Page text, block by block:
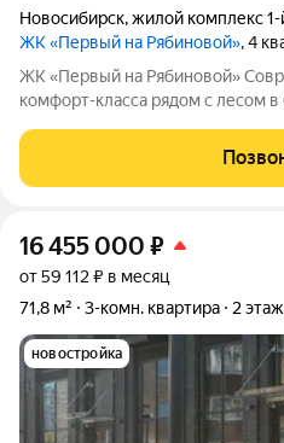
Новосибирск,жилой комплекс
ЖК «Первый на Рябиновой», 4
ЖК «Первый на Рябиновой»
комфорт-класса рядом с лесом
инфраструктура и природное
ЖК «Первый на Рябиновой»
16 455 000 ₽
от 59 112 ₽ в месяц
71,8 м²
3-комн. квартира 2
новостройка